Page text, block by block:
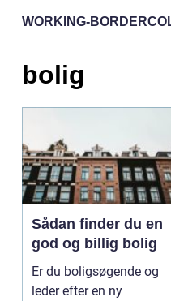
WORKING-
bolig
Sådan finder du en
god og billig bolig
Er du boligsøgende og
leder efter en ny